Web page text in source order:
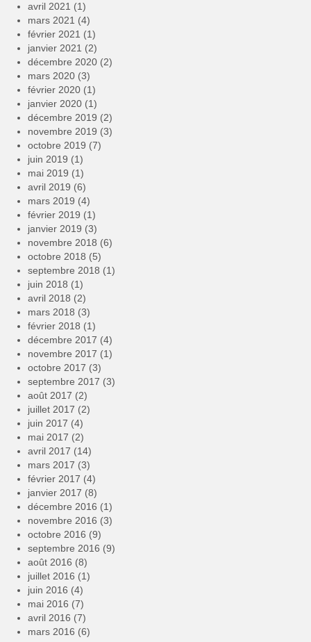
avril 2021 (1)
mars 2021 (4)
février 2021 (1)
janvier 2021 (2)
décembre 2020 (2)
mars 2020 (3)
février 2020 (1)
janvier 2020 (1)
décembre 2019 (2)
novembre 2019 (3)
octobre 2019 (7)
juin 2019 (1)
mai 2019 (1)
avril 2019 (6)
mars 2019 (4)
février 2019 (1)
janvier 2019 (3)
novembre 2018 (6)
octobre 2018 (5)
septembre 2018 (1)
juin 2018 (1)
avril 2018 (2)
mars 2018 (3)
février 2018 (1)
décembre 2017 (4)
novembre 2017 (1)
octobre 2017 (3)
septembre 2017 (3)
août 2017 (2)
juillet 2017 (2)
juin 2017 (4)
mai 2017 (2)
avril 2017 (14)
mars 2017 (3)
février 2017 (4)
janvier 2017 (8)
décembre 2016 (1)
novembre 2016 (3)
octobre 2016 (9)
septembre 2016 (9)
août 2016 (8)
juillet 2016 (1)
juin 2016 (4)
mai 2016 (7)
avril 2016 (7)
mars 2016 (6)